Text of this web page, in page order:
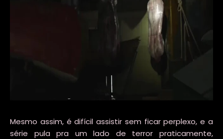
Mesmo assim, é difícil assistir sem ficar perplexo, e a
série pula pra um lado de terror praticamente,